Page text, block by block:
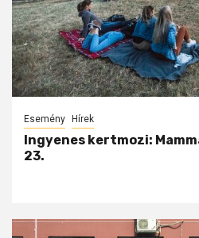
Esemény Hírek
Ingyenes kertmozi:
23.